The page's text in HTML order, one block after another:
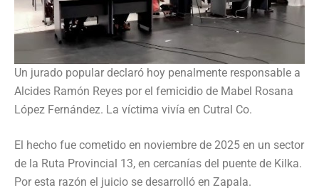
Un jurado popular declaró hoy penalmente responsable a
Alcides Ramón Reyes por el femicidio de Mabel Rosana
López Fernández. La víctima vivía en Cutral Co.
El hecho fue cometido en noviembre de 2025 en un sector
de la Ruta Provincial 13, en cercanías del puente de Kilka.
Por esta razón el juicio se desarrolló en Zapala.